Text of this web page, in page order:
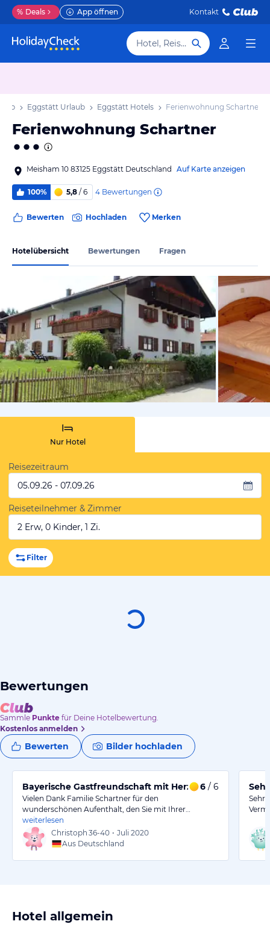
% Deals App öffnen Kontakt
Hotel, Reiseziel
Eggstätt Urlaub Eggstätt Hotels Ferienwohnung Schartner
Ferienwohnung Schartner
Meisham 10 83125 Eggstätt Deutschland Auf Karte anzeigen
100% 5,8 / 6 4 Bewertungen
Bewerten Hochladen Merken
Hotelübersicht Bewertungen Fragen
von
Nur Hotel
Reisezeitraum
05.09.26 - 07.09.26
Reiseteilnehmer & Zimmer
2 Erw, 0 Kinder, 1 Zi.
Filter
Bewertungen
Sammle Punkte für Deine Hotelbewertung.
Kostenlos anmelden
Bewerten Bilder hochladen
Bayerische Gastfreundschaft mit Herz. 6 / 6
Vielen Dank Familie Schartner für den
wunderschönen Aufenthalt, den Sie mit Ihrer…
weiterlesen
Christoph 36-40 • Juli 2020
Aus Deutschland
Sehr
Hotel allgemein